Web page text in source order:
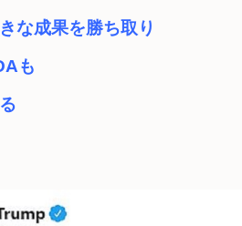
な成果を勝ち取り
も